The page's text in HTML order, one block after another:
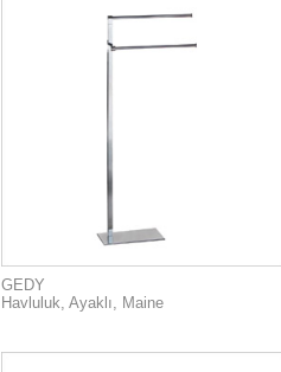
GEDY
Havluluk, Ayaklı, Maine